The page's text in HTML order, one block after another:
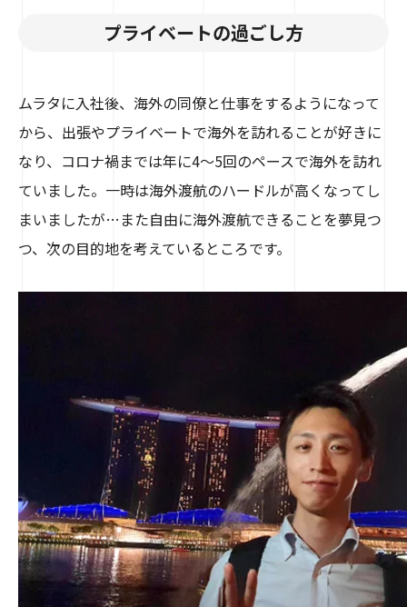
プライベートの過ごし方
ムラタに入社後、海外の同僚と仕事をするようになって
から、出張やプライベートで海外を訪れることが好きに
なり、コロナ禍までは年に4～5回のペースで海外を訪れ
ていました。一時は海外渡航のハードルが高くなってし
まいましたが…また自由に海外渡航できることを夢見つ
つ、次の目的地を考えているところです。